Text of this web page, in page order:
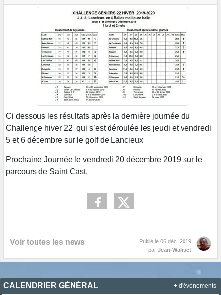
Ci dessous les résultats après la dernière journée du
Challenge hiver 22 qui s’est déroulée les jeudi et vendredi
5 et 6 décembre sur le golf de Lancieux
Prochaine Journée le vendredi 20 décembre 2019 sur le
parcours de Saint Cast.
Voir toutes les news Publié le 06 déc. 2019
par Jean-Walraet
CALENDRIER GÉNÉRAL + d'évènements